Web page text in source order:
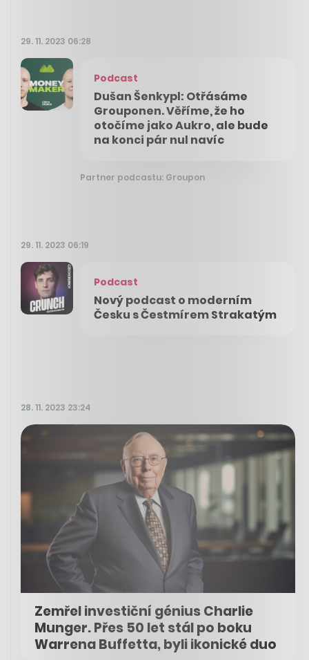
29. 11. 2023 06:28
Podcast
Dušan Šenkypl: Otřásáme
Grouponen. Věříme, že ho
otočíme jako Aukro, ale bude
na konci pár nul navíc
Partner podcastu: Groupon
29. 11. 2023 06:19
Podcast
Nový podcast o moderním
Česku s Čestmírem Strakatým
28. 11. 2023 23:24
Zemřel investiční génius Charlie
Munger. Přes 50 let stál po boku
Warrena Buffetta, byli ikonické duo